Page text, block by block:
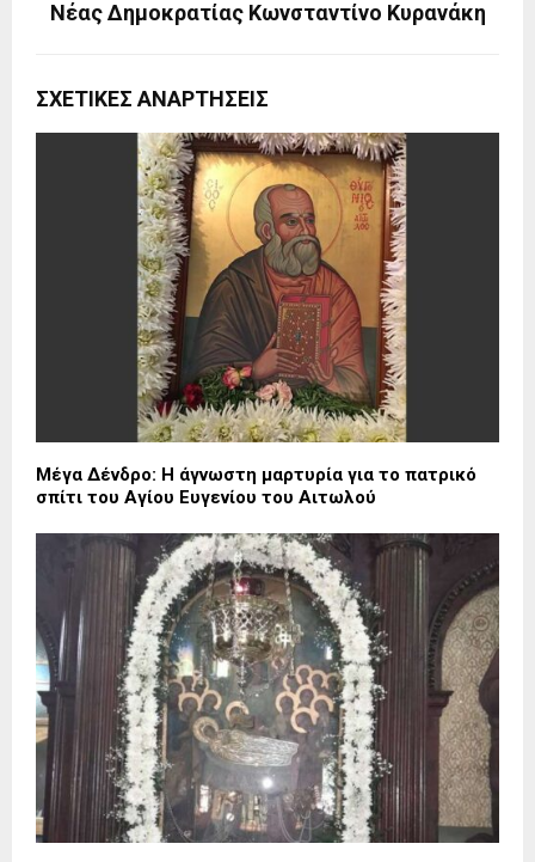
Νέας Δημοκρατίας Κωνσταντίνο Κυρανάκη
ΣΧΕΤΙΚΈΣ ΑΝΑΡΤΉΣΕΙΣ
Μέγα Δένδρο: Η άγνωστη μαρτυρία για το πατρικό
σπίτι του Αγίου Ευγενίου του Αιτωλού